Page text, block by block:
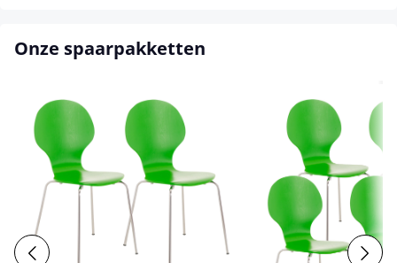
Onze spaarpakketten